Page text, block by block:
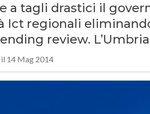
a tagli drastici il
Ict regionali
review.
14 Mag 2014